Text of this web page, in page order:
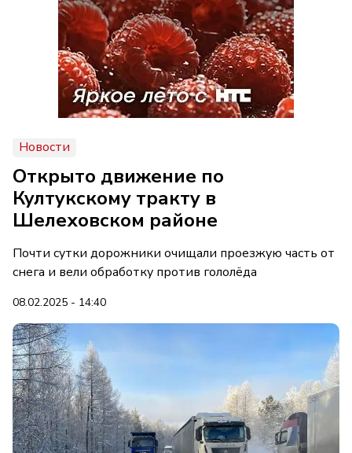
Новости
Открыто движение по
Култукскому тракту в
Шелеховском районе
Почти сутки дорожники очищали проезжую часть от
снега и вели обработку против гололёда
08.02.2025 - 14:40